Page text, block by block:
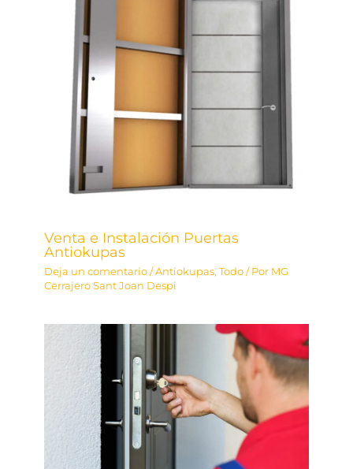
Venta e Instalación Puertas
Antiokupas
Deja un comentario /Antiokupas,Todo / Por MG
Cerrajero Sant Joan Despi